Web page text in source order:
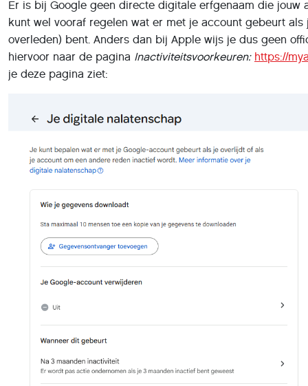
Er is bij Google geen directe digitale erfgenaam die jouw
kunt wel vooraf regelen wat er met je account gebeurt
overleden) bent. Anders dan bij Apple wijs je dus geen
hiervoor naar de pagina Inactiviteitsvoorkeuren: https://
je deze pagina ziet: